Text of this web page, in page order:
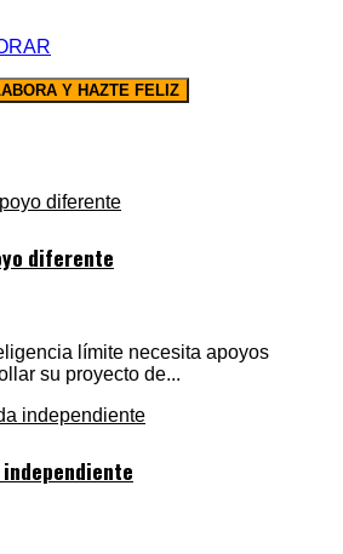
Y HAZTE FELIZ
diferente
límite necesita apoyos
su proyecto de...